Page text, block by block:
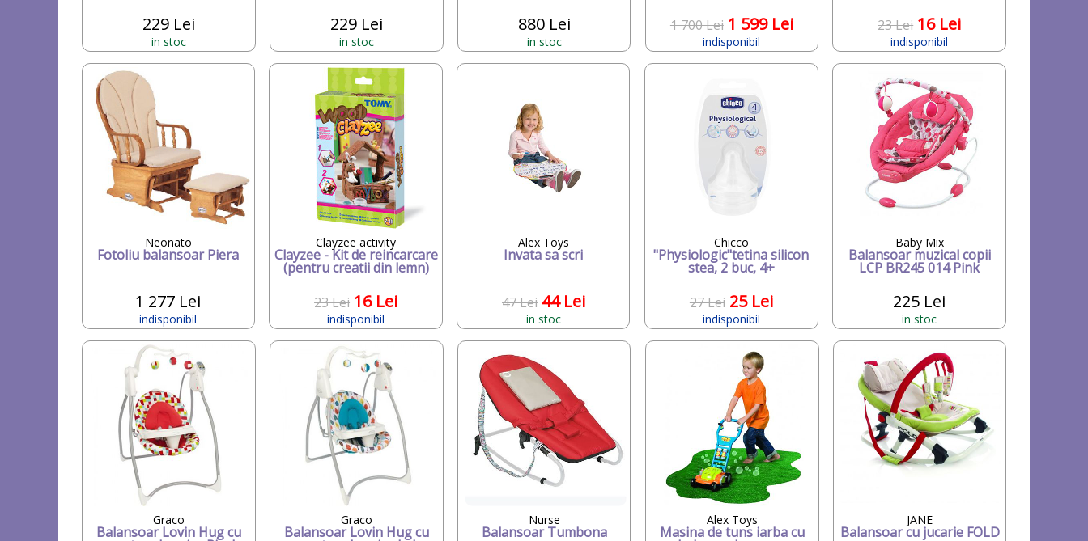
229 Lei
in stoc
229 Lei
in stoc
880 Lei
in stoc
1 700 Lei 1 599 Lei
indisponibil
23 Lei 16 Lei
indisponibil
Neonato
Fotoliu balansoar Piera
1 277 Lei
indisponibil
Clayzee activity
Clayzee - Kit de reincarcare
(pentru creatii din lemn)
23 Lei 16 Lei
indisponibil
Alex Toys
Invata sa scri
47 Lei 44 Lei
in stoc
Chicco
"Physiologic"tetina silicon
stea, 2 buc, 4+
27 Lei 25 Lei
indisponibil
Baby Mix
Balansoar muzical copii
LCP BR245 014 Pink
225 Lei
in stoc
Graco
Balansoar Lovin Hug cu
Graco
Balansoar Lovin Hug cu
Nurse
Balansoar Tumbona
Alex Toys
Masina de tuns iarba cu
JANE
Balansoar cu jucarie FOLD